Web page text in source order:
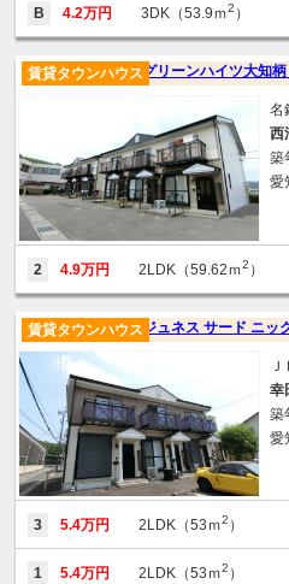
B 4.2万円 3DK（53.9ｍ2 ）
グリーンハイツ大知柄
賃貸タウンハウス
名
西
築
愛
2 4.9万円 2LDK（59.62ｍ2 ）
ジュネス サード ニ
賃貸タウンハウス
幸
築
愛
3 5.4万円 2LDK（53ｍ2 ）
1 5.4万円 2LDK（53ｍ2 ）